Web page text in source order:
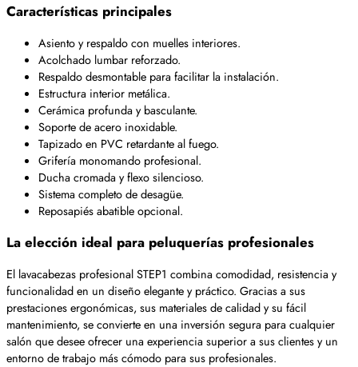
Características principales
Asiento y respaldo con muelles interiores.
Acolchado lumbar reforzado.
Respaldo desmontable para facilitar la instalación.
Estructura interior metálica.
Cerámica profunda y basculante.
Soporte de acero inoxidable.
Tapizado en PVC retardante al fuego.
Grifería monomando profesional.
Ducha cromada y flexo silencioso.
Sistema completo de desagüe.
Reposapiés abatible opcional.
La elección ideal para peluquerías profesionales
El lavacabezas profesional STEP1 combina comodidad, resistencia y
funcionalidad en un diseño elegante y práctico. Gracias a sus
prestaciones ergonómicas, sus materiales de calidad y su fácil
mantenimiento, se convierte en una inversión segura para cualquier
salón que desee ofrecer una experiencia superior a sus clientes y un
entorno de trabajo más cómodo para sus profesionales.